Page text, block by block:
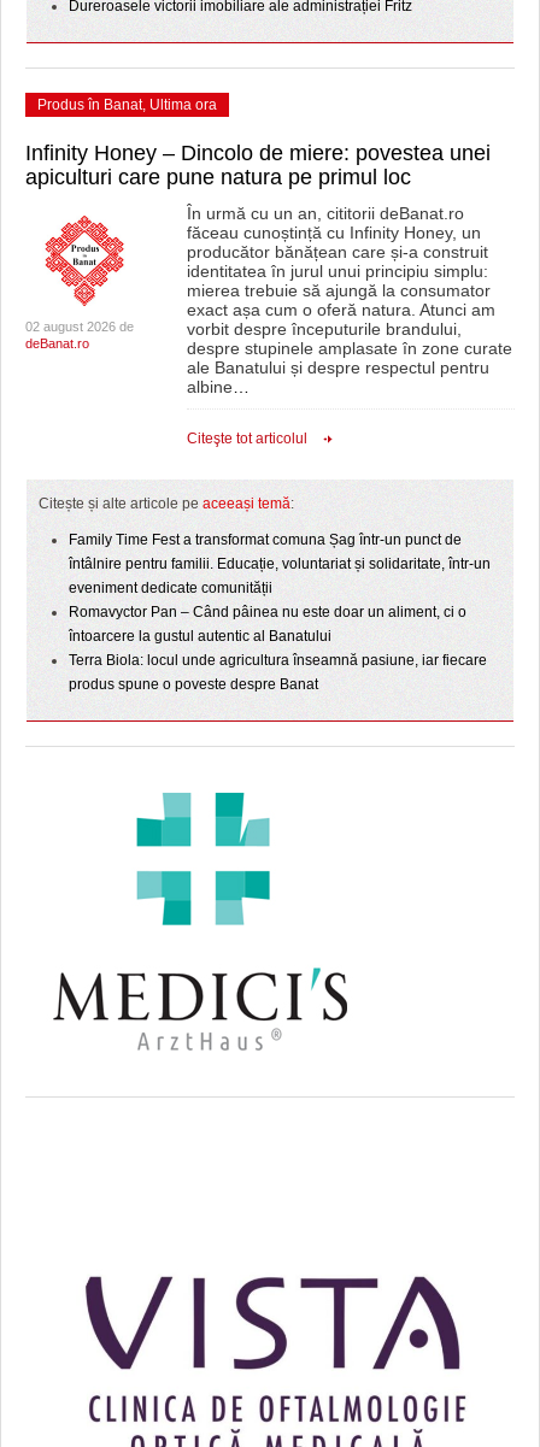
Dureroasele victorii imobiliare ale administrației Fritz
Produs în Banat, Ultima ora
Infinity Honey – Dincolo de miere: povestea unei
apiculturi care pune natura pe primul loc
02 august 2026 de
deBanat.ro
În urmă cu un an, cititorii deBanat.ro
făceau cunoștință cu Infinity Honey, un
producător bănățean care și-a construit
identitatea în jurul unui principiu simplu:
mierea trebuie să ajungă la consumator
exact așa cum o oferă natura. Atunci am
vorbit despre începuturile brandului,
despre stupinele amplasate în zone curate
ale Banatului și despre respectul pentru
albine…
Citeşte tot articolul
Citește și alte articole pe aceeași temă:
Family Time Fest a transformat comuna Șag într-un punct de
întâlnire pentru familii. Educație, voluntariat și solidaritate, într-un
eveniment dedicate comunității
Romavyctor Pan – Când pâinea nu este doar un aliment, ci o
întoarcere la gustul autentic al Banatului
Terra Biola: locul unde agricultura înseamnă pasiune, iar fiecare
produs spune o poveste despre Banat